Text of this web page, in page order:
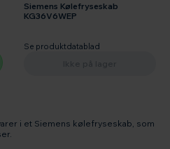
Siemens Kølefryseskab
KG36V6WEP
Se produktdatablad
i et Siemens kølefryseskab, som